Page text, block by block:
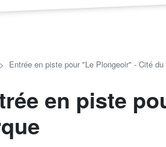
Entrée en piste pour "Le Plongeoir" - Cité du
en piste